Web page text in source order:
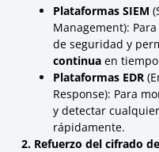
Plataformas SIEM
Management):
de seguridad y
continuaen
Plataformas EDR
Response): Para
y detectar
rápidamente.
2. Refuerzo del cifrado